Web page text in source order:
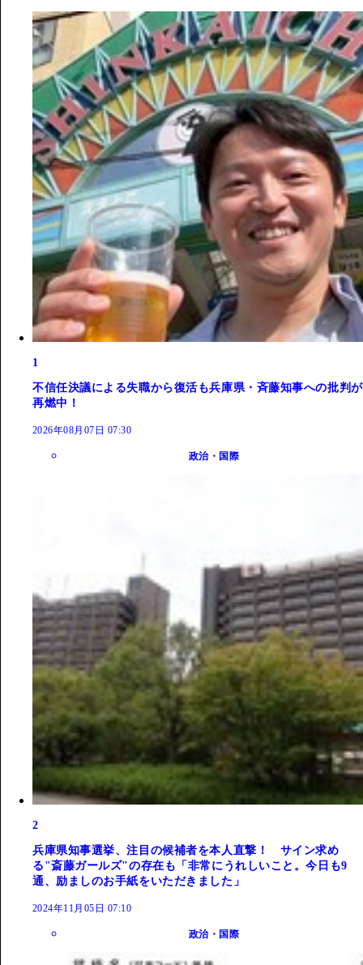
1
不信任決議による失職から復活も兵庫県・斉藤知事への批判が
再燃中！
2026年08月07日 07:30
政治・国際
2
兵庫県知事選挙、注目の候補者を本人直撃！ サイン求め
る"斎藤ガールズ"の存在も「非常にうれしいこと。今日も9
通、励ましのお手紙をいただきました」
2024年11月05日 07:10
政治・国際